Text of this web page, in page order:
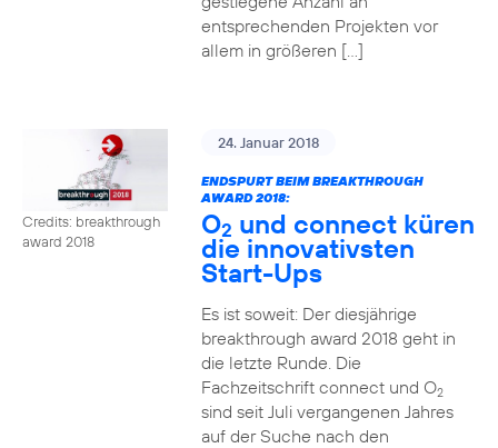
entsprechenden Projekten vor
allem in größeren […]
Credits: breakthrough
award 2018
24. Januar 2018
ENDSPURT BEIM BREAKTHROUGH
AWARD 2018:
O2 und connect küren
die innovativsten
Start-Ups
Es ist soweit: Der diesjährige
breakthrough award 2018 geht in
die letzte Runde. Die
Fachzeitschrift connect und O2
sind seit Juli vergangenen Jahres
auf der Suche nach den